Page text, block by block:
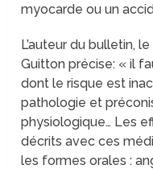
myocarde ou un
L’auteur du bulletin,
Guitton précise: « il
dont le risque est
pathologie et
physiologique… Les
décrits avec ces
les formes orales :